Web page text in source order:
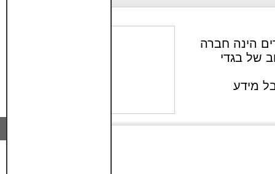
הינה חברה
של בגדי
מידע